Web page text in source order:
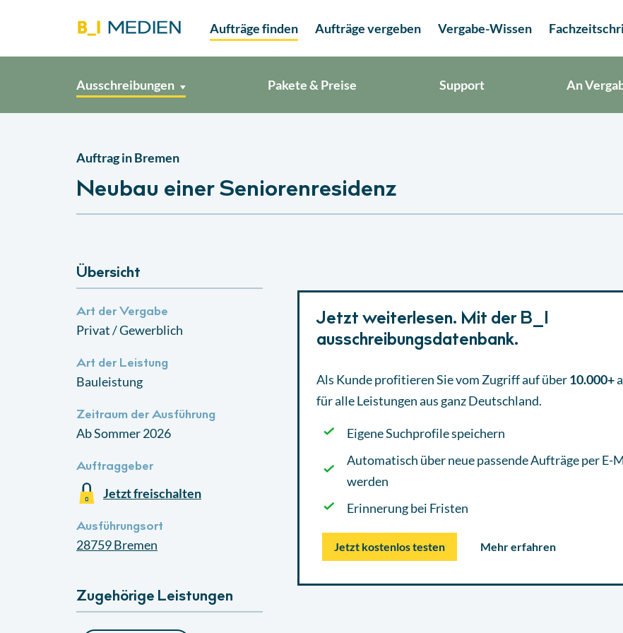
Aufträge finden Aufträge vergeben Vergabe-Wissen
Ausschreibungen Pakete & Preise Support An
Auftrag inBremen
Neubau einer Seniorenresidenz
Übersicht
Art der Vergabe
Privat / Gewerblich
Art der Leistung
Bauleistung
Zeitraum der Ausführung
Ab Sommer 2026
Auftraggeber
Jetzt freischalten
Ausführungsort
28759Bremen
Zugehörige Leistungen
Jetzt weiterlesen. Mit der B_I
ausschreibungsdatenbank.
Als Kunde profitieren Sie vom Zugriff auf über10.000+
für alle Leistungen aus ganz Deutschland.
Eigene Suchprofile speichern
Automatisch über neue passende Aufträge per
werden
Erinnerung bei Fristen
Jetzt kostenlos testen Mehr erfahren